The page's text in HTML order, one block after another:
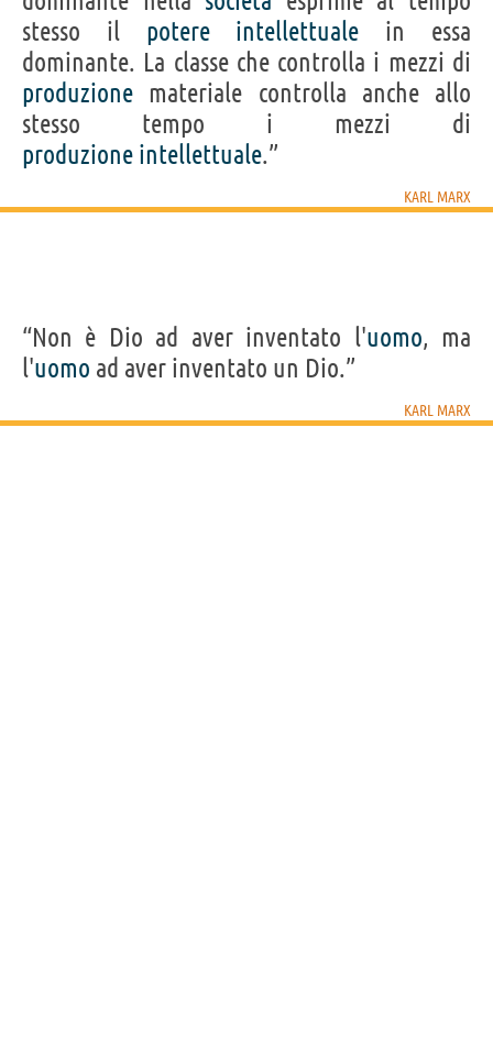
stesso il potere intellettuale in essa
dominante. La classe che controlla i mezzi di
produzione materiale controlla anche allo
stesso tempo i mezzi di
produzione intellettuale.”
KARL MARX
“Non è Dio ad aver inventato l'uomo, ma
l'uomo ad aver inventato un Dio.”
KARL MARX